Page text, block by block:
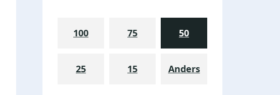
100 75 50
25 15 Anders